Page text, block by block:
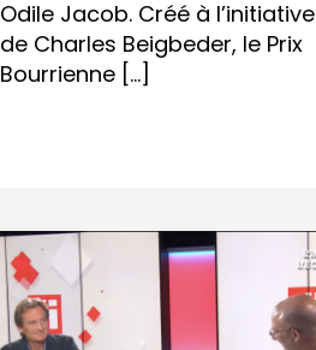
Odile Jacob. Créé à l’initiative
de Charles Beigbeder, le Prix
Bourrienne […]